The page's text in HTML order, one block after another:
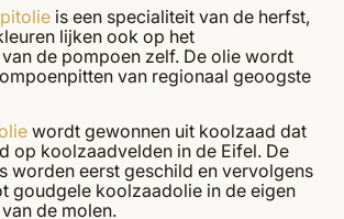
is een specialiteit van de herfst,
lijken ook op het
de pompoen zelf. De olie wordt
van regionaal geoogste
wordt gewonnen uit koolzaad dat
op koolzaadvelden in de Eifel. De
worden eerst geschild en vervolgens
goudgele koolzaadolie in de eigen
de molen.